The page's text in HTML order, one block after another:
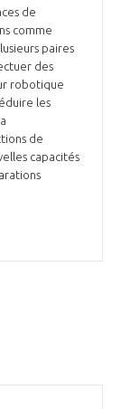
de
comme
paires
des
robotique
les
de
capacités